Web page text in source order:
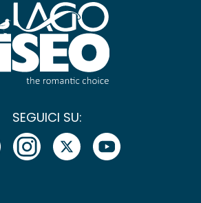
SEGUICI SU: